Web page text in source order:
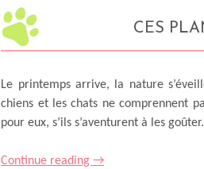
CES
Le printemps arrive, la nature
chiens et les chats ne comprennent
pour eux, s’ils s’aventurent à les
Continue reading→